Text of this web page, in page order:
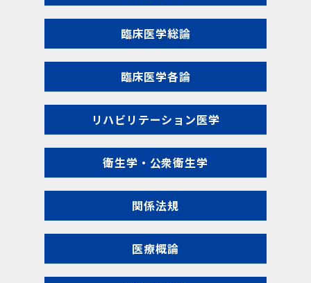
臨床医学総論
臨床医学各論
リハビリテーション医学
衛生学・公衆衛生学
関係法規
医療概論